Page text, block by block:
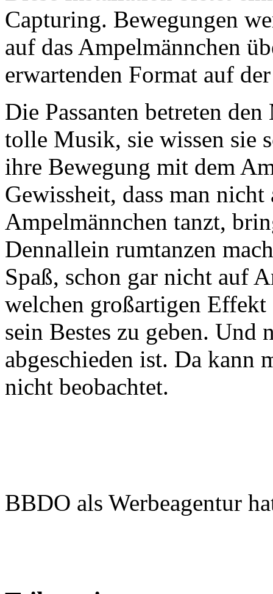
Capturing. Bewegungen
auf das Ampelmännchen
erwartenden Format auf
Die Passanten betreten
tolle Musik, sie wissen sie
ihre Bewegung mit dem
Gewissheit, dass man
Ampelmännchen tanzt,
Dennallein rumtanzen
Spaß, schon gar nicht auf
welchen großartigen
sein Bestes zu geben. Und
abgeschieden ist. Da kann
nicht beobachtet.
BBDO als Werbeagentur